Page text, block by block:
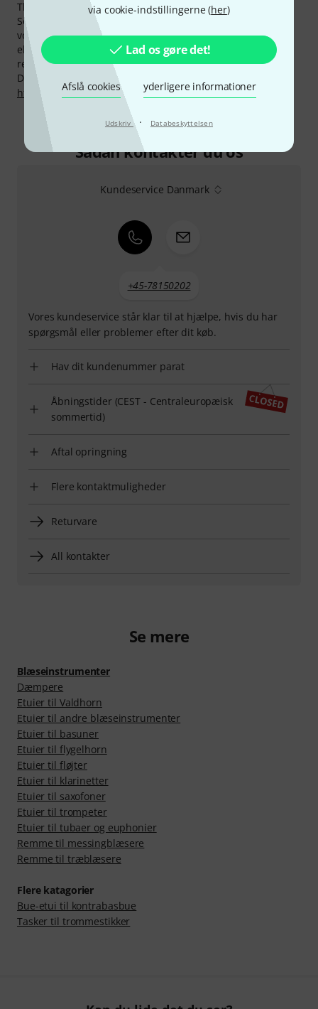
via cookie-indstillingerne (her)
Lad os gøre det!
Afslå cookies yderligere informationer
Udskriv · Databeskyttelsen
Thomann, har du en ekstra "sikkerhed" oveni.
Selvfølgelig har vi også på produkter fra Marcus Bonna
vores eksklusive 30-dages-penge garanti, 3 års garanti og
ekstra service som vores kompetente fagfolk,
reperaturservice og meget mere.
Du kan finde flere oplysninger om producenten på
http://mbcases.com
Sådan kontakter du os
Kundeservice Danmark
+45-78150202
Vores kundeservice står klar til at hjælpe, hvis du har
spørgsmål eller problemer efter dit køb.
Hav dit kundenummer parat
Åbningstider (CEST - Centraleuropæisk
sommertid)
Aftal opringning
Flere kontaktmuligheder
Returvare
All kontakter
Se mere
Blæseinstrumenter
Dæmpere
Etuier til Valdhorn
Etuier til andre blæseinstrumenter
Etuier til basuner
Etuier til flygelhorn
Etuier til fløjter
Etuier til klarinetter
Etuier til saxofoner
Etuier til trompeter
Etuier til tubaer og euphonier
Remme til messingblæsere
Remme til træblæsere
Flere katagorier
Bue-etui til kontrabasbue
Tasker til trommestikker